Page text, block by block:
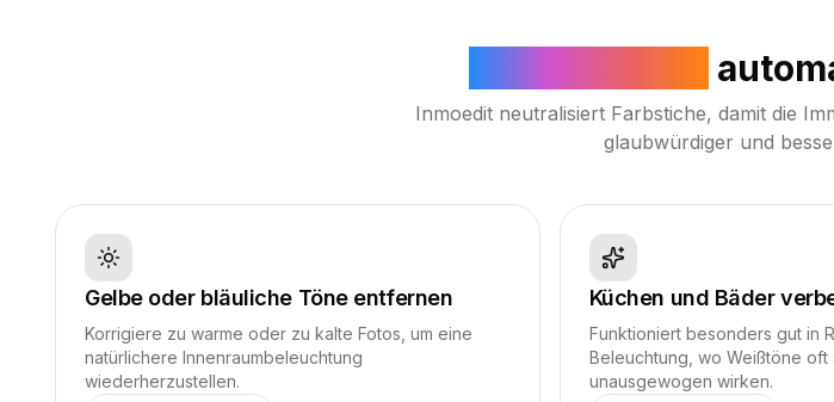
Inmoedit neutralisiert Farbstiche, damit die
glaubwürdiger und
Gelbe oder bläuliche Töne entfernen
Korrigiere zu warme oder zu kalte Fotos, um eine
natürlichere Innenraumbeleuchtung
wiederherzustellen.
Küchen und Bäder
Funktioniert besonders gut in
Beleuchtung, wo Weißtöne oft
unausgewogen wirken.